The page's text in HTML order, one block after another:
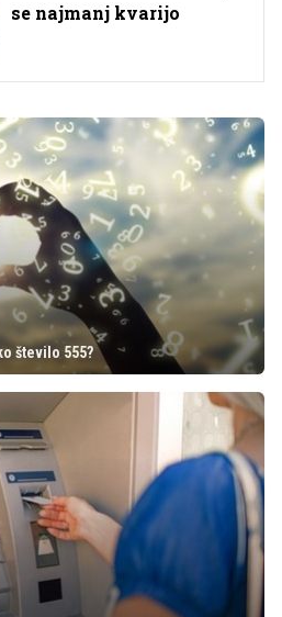
se najmanj kvarijo
število 555?